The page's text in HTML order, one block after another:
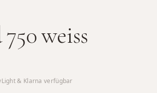
weiss
& Klarna verfügbar